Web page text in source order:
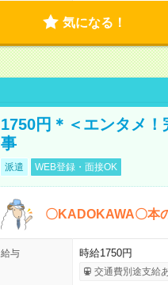
気になる！
1750円＊＜エンタメ
事
派遣 WEB登録・面接OK
〇KADOKAWA〇本
給与 時給1750円
交通費別途支給